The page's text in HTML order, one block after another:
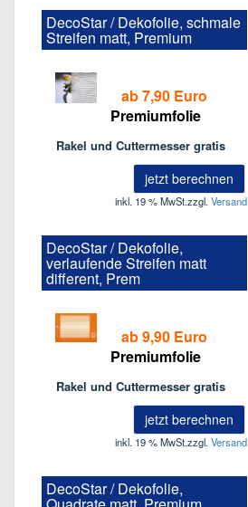
DecoStar / Dekofolie, schmale
Streifen matt, Premium
ab 7,90 Euro
Premiumfolie
Rakel und Cuttermesser gratis
jetzt berechnen
inkl. 19 % MwSt.zzgl.Versand
DecoStar / Dekofolie,
verlaufende Streifen matt
different, Prem
ab 9,90 Euro
Premiumfolie
Rakel und Cuttermesser gratis
jetzt berechnen
inkl. 19 % MwSt.zzgl.Versand
DecoStar / Dekofolie,